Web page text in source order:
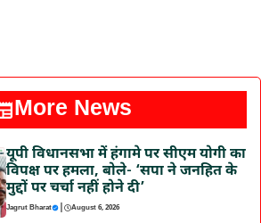
More News
यूपी विधानसभा में हंगामे पर सीएम योगी का
विपक्ष पर हमला, बोले- ‘सपा ने जनहित के
मुद्दों पर चर्चा नहीं होने दी’
Jagrut Bharat | August 6, 2026